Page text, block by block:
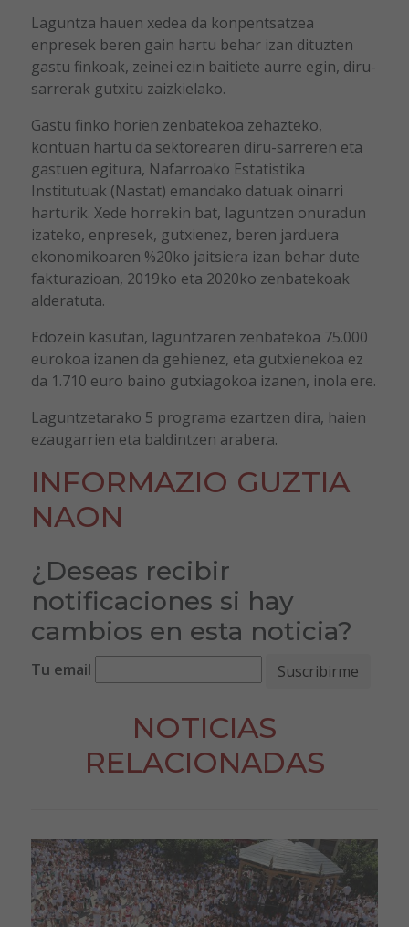
Laguntza hauen xedea da konpentsatzea
enpresek beren gain hartu behar izan dituzten
gastu finkoak, zeinei ezin baitiete aurre egin, diru-
sarrerak gutxitu zaizkielako.
Gastu finko horien zenbatekoa zehazteko,
kontuan hartu da sektorearen diru-sarreren eta
gastuen egitura, Nafarroako Estatistika
Institutuak (Nastat) emandako datuak oinarri
harturik. Xede horrekin bat, laguntzen onuradun
izateko, enpresek, gutxienez, beren jarduera
ekonomikoaren %20ko jaitsiera izan behar dute
fakturazioan, 2019ko eta 2020ko zenbatekoak
alderatuta.
Edozein kasutan, laguntzaren zenbatekoa 75.000
eurokoa izanen da gehienez, eta gutxienekoa ez
da 1.710 euro baino gutxiagokoa izanen, inola ere.
Laguntzetarako 5 programa ezartzen dira, haien
ezaugarrien eta baldintzen arabera.
INFORMAZIO GUZTIA
NAON
¿Deseas recibir
notificaciones si hay
cambios en esta noticia?
Tu email
NOTICIAS
RELACIONADAS